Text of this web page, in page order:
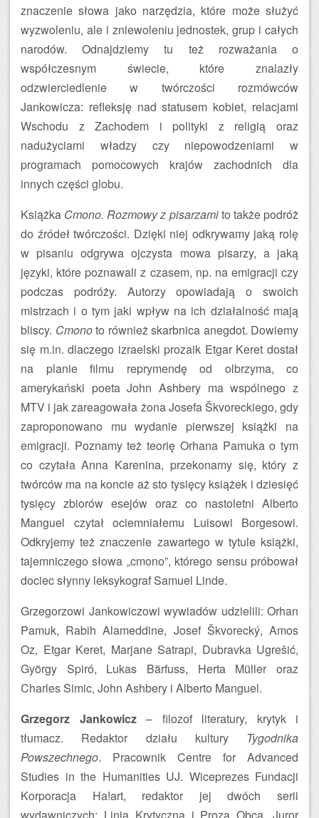
znaczenie słowa jako narzędzia, które może służyć
wyzwoleniu, ale i zniewoleniu jednostek, grup i całych
narodów. Odnajdziemy tu też rozważania o
współczesnym świecie, które znalazły
odzwierciedlenie w twórczości rozmówców
Jankowicza: refleksję nad statusem kobiet, relacjami
Wschodu z Zachodem i polityki z religią oraz
nadużyciami władzy czy niepowodzeniami w
programach pomocowych krajów zachodnich dla
innych części globu.
Książka Cmono. Rozmowy z pisarzamito także podróż
do źródeł twórczości. Dzięki niej odkrywamy jaką rolę
w pisaniu odgrywa ojczysta mowa pisarzy, a jaką
języki, które poznawali z czasem, np. na emigracji czy
podczas podróży. Autorzy opowiadają o swoich
mistrzach i o tym jaki wpływ na ich działalność mają
bliscy. Cmonoto również skarbnica anegdot. Dowiemy
się m.in. dlaczego izraelski prozaik Etgar Keret dostał
na planie filmu reprymendę od olbrzyma, co
amerykański poeta John Ashbery ma wspólnego z
MTV i jak zareagowała żona Josefa Škvoreckiego, gdy
zaproponowano mu wydanie pierwszej książki na
emigracji. Poznamy też teorię Orhana Pamuka o tym
co czytała Anna Karenina, przekonamy się, który z
twórców ma na koncie aż sto tysięcy książek i dziesięć
tysięcy zbiorów esejów oraz co nastoletni Alberto
Manguel czytał ociemniałemu Luisowi Borgesowi.
Odkryjemy też znaczenie zawartego w tytule książki,
tajemniczego słowa „cmono”, którego sensu próbował
dociec słynny leksykograf Samuel Linde.
Grzegorzowi Jankowiczowi wywiadów udzielili: Orhan
Pamuk, Rabih Alameddine, Josef Škvorecký, Amos
Oz, Etgar Keret, Marjane Satrapi, Dubravka Ugrešić,
György Spiró, Lukas Bärfuss, Herta Müller oraz
Charles Simic, John Ashbery i Alberto Manguel.
Grzegorz Jankowicz– filozof literatury, krytyk i
tłumacz. Redaktor działu kultury Tygodnika
Powszechnego. Pracownik Centre for Advanced
Studies in the Humanities UJ. Wiceprezes Fundacji
Korporacja Ha!art, redaktor jej dwóch serii